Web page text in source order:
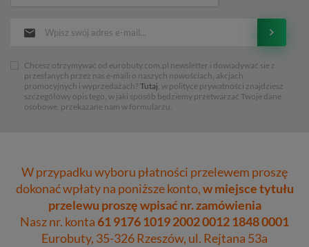
Chcesz otrzymywać od eurobuty.com.pl newsletter i dowiadywać sie z
przesłanych przez nas e-maili o naszych nowościach, akcjach
promocyjnych i wyprzedażach? Tutaj, w polityce prywatności znajdziesz
szczegółowy opis tego, w jaki sposób będziemy przetwarzać Twoje dane
osobowe, przekazane nam w formularzu.
W przypadku wyboru płatności przelewem proszę
dokonać wpłaty na poniższe konto,w miejsce tytułu
przelewu proszę wpisać nr. zamówienia
Nasz nr. konta61 9176 1019 2002 0012 1848 0001
Eurobuty, 35-326 Rzeszów, ul. Rejtana 53a